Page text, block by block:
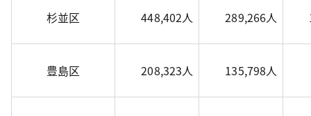
杉並区 448,402人 289,266人
豊島区 208,323人 135,798人